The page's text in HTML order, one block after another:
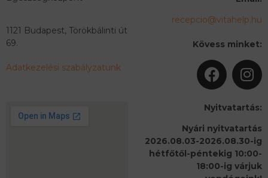
1121 Budapest, Törökbálinti út
69.
Adatkezelési szabályzatunk
recepcio@vitahelp.hu
Kövess minket:
Nyitvatartás:
Nyári nyitvatartás
2026.08.03-2026.08.30-ig
hétfőtől-péntekig 10:00-
18:00-ig várjuk